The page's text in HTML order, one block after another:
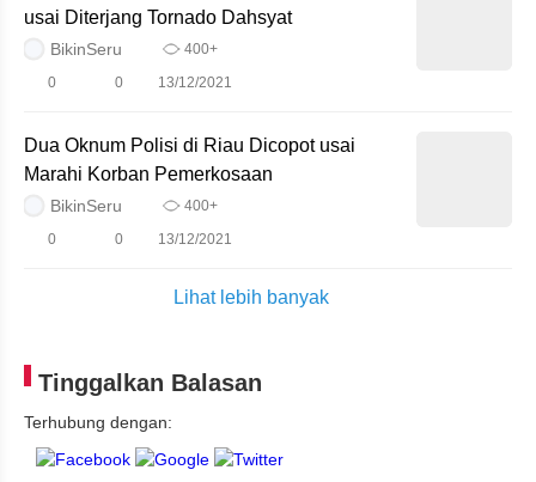
usai Diterjang Tornado Dahsyat
BikinSeru
400+
0
0 13/12/2021
Dua Oknum Polisi di Riau Dicopot usai
Marahi Korban Pemerkosaan
BikinSeru
400+
0
0 13/12/2021
Lihat lebih banyak
Tinggalkan Balasan
Terhubung dengan: